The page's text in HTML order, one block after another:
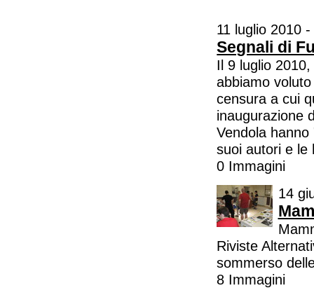
11 luglio 2010
Segnali di
Il 9 luglio
abbiamo
censura a cui
inaugurazione
Vendola
suoi autori e le
0 Immagini
14
Riviste
sommerso
8 Immagini